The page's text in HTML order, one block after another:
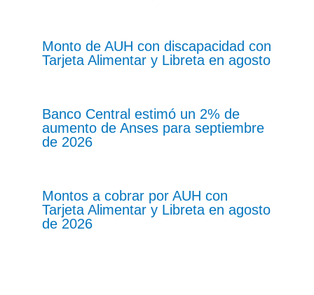
Monto de AUH con discapacidad con
Tarjeta Alimentar y Libreta en agosto
Banco Central estimó un 2% de
aumento de Anses para septiembre
de 2026
Montos a cobrar por AUH con
Tarjeta Alimentar y Libreta en agosto
de 2026